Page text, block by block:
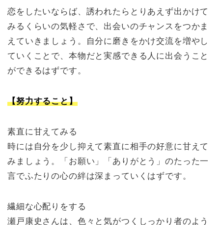
恋をしたいならば、誘われたらとりあえず出かけて
みるくらいの気軽さで、出会いのチャンスをつかま
えていきましょう。自分に磨きをかけ交流を増やし
ていくことで、本物だと実感できる人に出会うこと
ができるはずです。
【努力すること】
素直に甘えてみる
時には自分を少し抑えて素直に相手の好意に甘えて
みましょう。「お願い」「ありがとう」のたった一
言でふたりの心の絆は深まっていくはずです。
繊細な心配りをする
瀬戸康史さんは、色々と気がつくしっかり者のよう